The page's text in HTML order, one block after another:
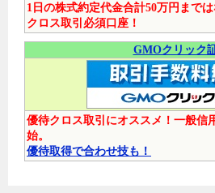
1日の株式約定代金合計50万円まで
クロス取引必須口座！
GMOクリック
優待クロス取引にオススメ！一般信
始。
優待取得で合わせ技も！